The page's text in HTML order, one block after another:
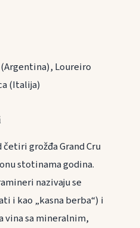
Loureiro
(Italija)
grožđa Grand Cru
stotinama godina.
nazivaju se
i kao „kasna berba“) i
vina sa mineralnim,